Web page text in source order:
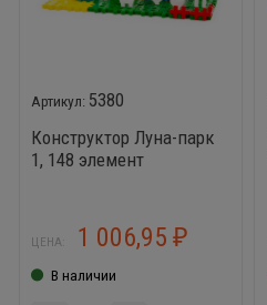
5380
Конструктор Луна-парк
1, 148 элемент
ЦЕНА: 1 006,95 ₽
В наличии